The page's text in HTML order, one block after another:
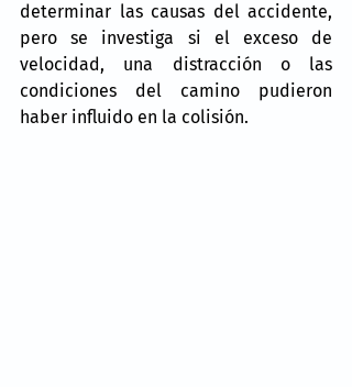
determinar las causas del accidente,
pero se investiga si el exceso de
velocidad, una distracción o las
condiciones del camino pudieron
haber influido en la colisión.